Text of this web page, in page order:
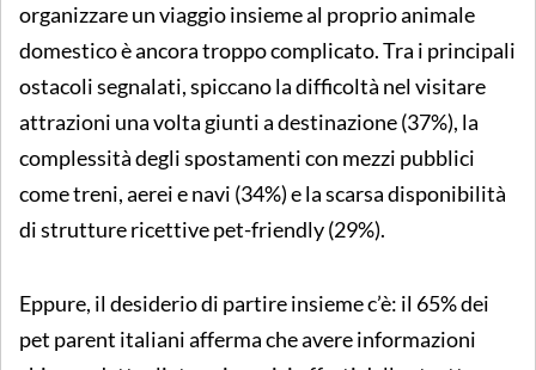
organizzare un viaggio insieme al proprio animale
domestico è ancora troppo complicato. Tra i principali
ostacoli segnalati, spiccano la difficoltà nel visitare
attrazioni una volta giunti a destinazione (37%), la
complessità degli spostamenti con mezzi pubblici
come treni, aerei e navi (34%) e la scarsa disponibilità
di strutture ricettivepet-friendly (29%).
Eppure, il desiderio di partire insieme c’è: il 65% dei
pet parent italiani afferma che avere informazioni